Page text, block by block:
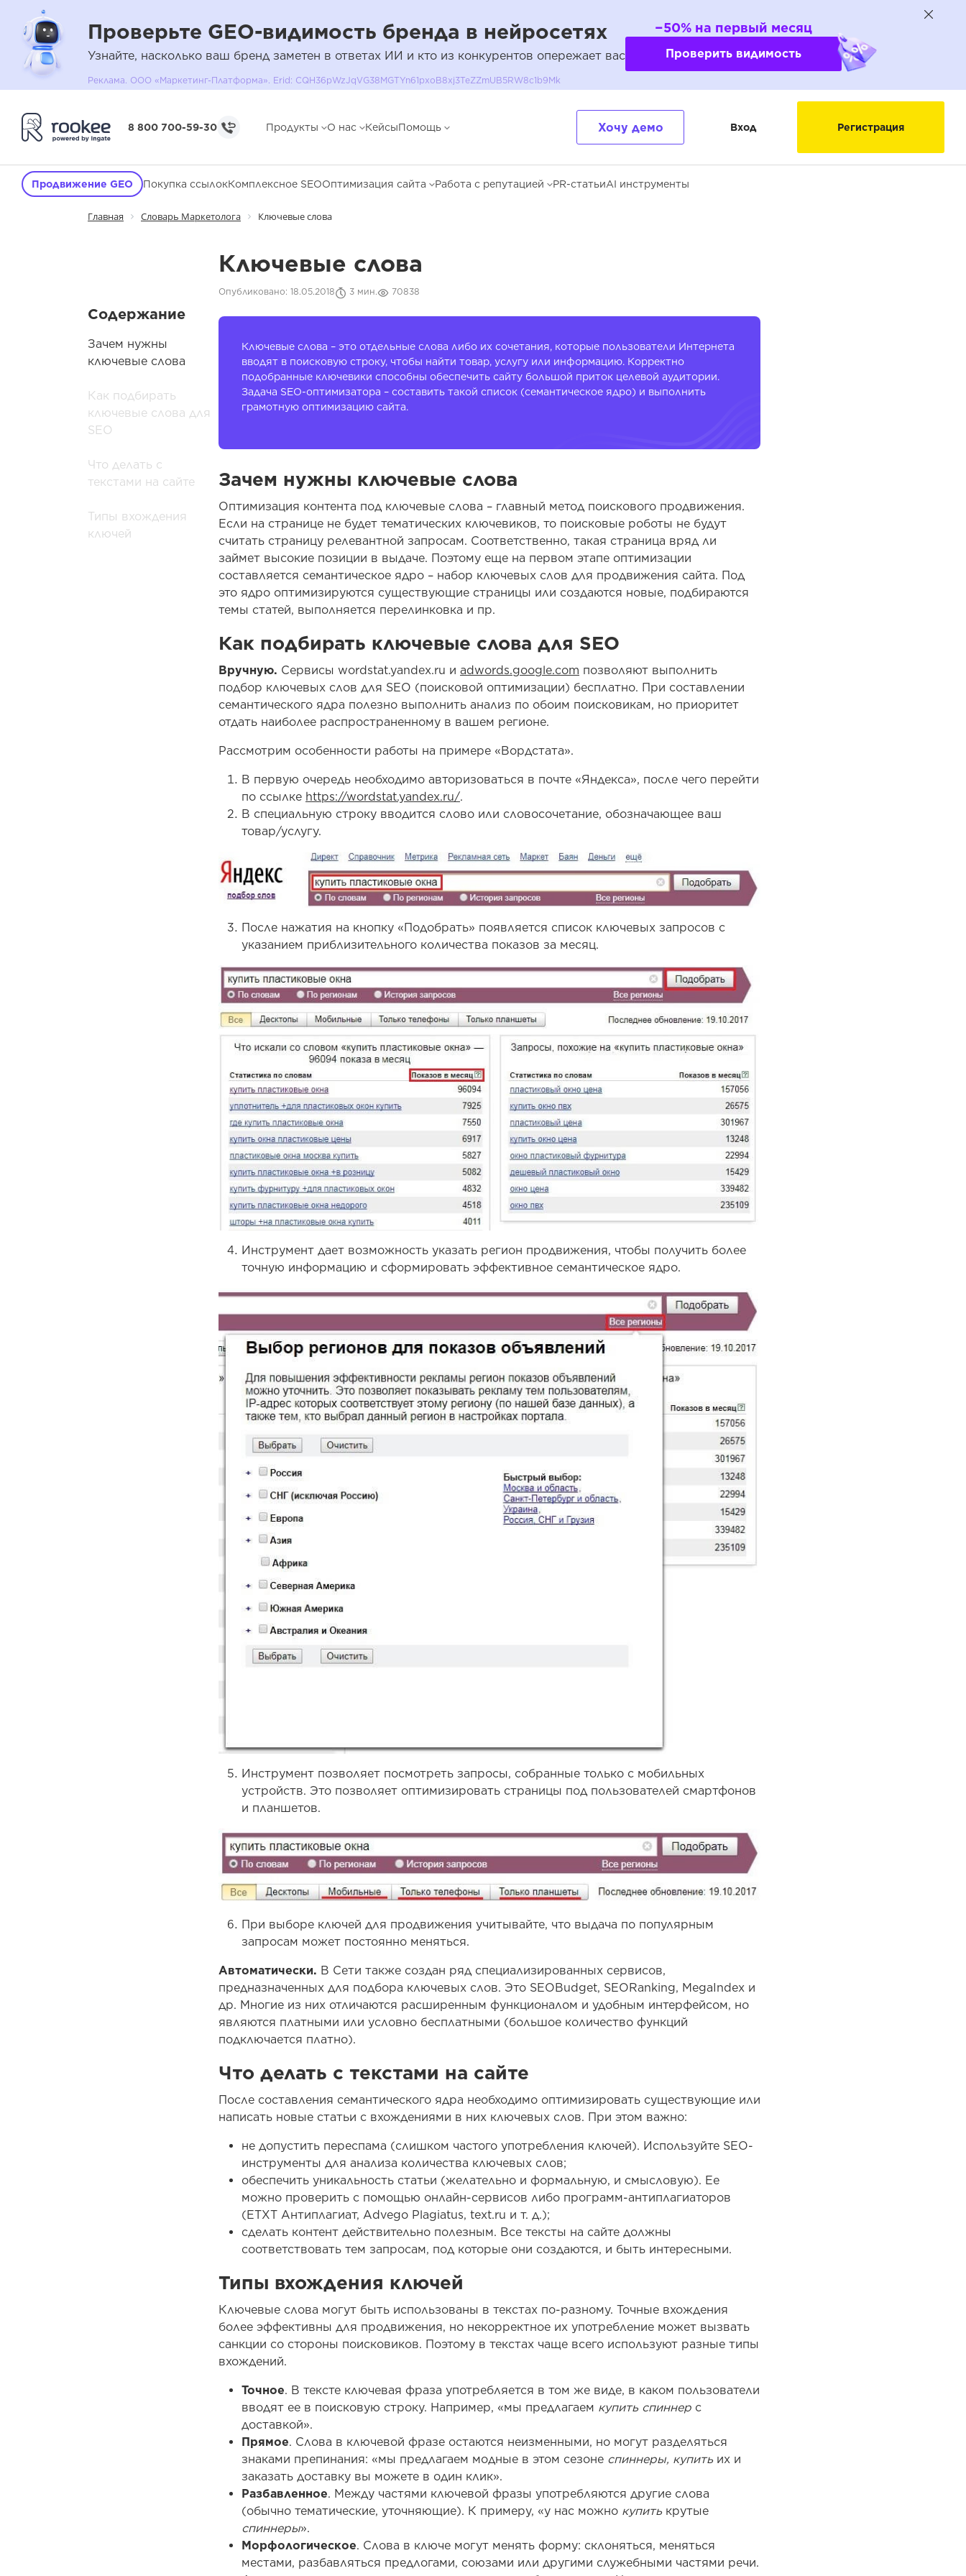
Проверьте GEO-видимость бренда в нейросетях
Узнайте, насколько ваш бренд заметен в ответах ИИ и кто из конкурентов опережает вас
Реклама. ООО «Маркетинг-Платформа». Erid: CQH36pWzJqVG38MGTYn61pxoB8xj3TeZZmUB5RW8c1b9Mk
−50% на первый месяц
Проверить видимость
8 800 700-59-30 Продукты О нас КейсыПомощь Хочу демо Вход Регистрация
Продвижение GEO Покупка ссылокКомплексное SEOОптимизация сайта Работа с репутацией PR-статьиAI инструменты
Главная Словарь Маркетолога Ключевые слова
Содержание
Зачем нужны
ключевые слова
Как подбирать
ключевые слова для
SEO
Что делать с
текстами на сайте
Типы вхождения
ключей
Ключевые слова
Опубликовано: 18.05.2018 3 мин. 70838
Ключевые слова – это отдельные слова либо их сочетания, которые пользователи Интернета
вводят в поисковую строку, чтобы найти товар, услугу или информацию. Корректно
подобранные ключевики способны обеспечить сайту большой приток целевой аудитории.
Задача SEO-оптимизатора – составить такой список (семантическое ядро) и выполнить
грамотную оптимизацию сайта.
Зачем нужны ключевые слова
Оптимизация контента под ключевые слова – главный метод поискового продвижения.
Если на странице не будет тематических ключевиков, то поисковые роботы не будут
считать страницу релевантной запросам. Соответственно, такая страница вряд ли
займет высокие позиции в выдаче. Поэтому еще на первом этапе оптимизации
составляется семантическое ядро – набор ключевых слов для продвижения сайта. Под
это ядро оптимизируются существующие страницы или создаются новые, подбираются
темы статей, выполняется перелинковка и пр.
Как подбирать ключевые слова для SEO
Вручную. Сервисы wordstat.yandex.ru и adwords.google.com позволяют выполнить
подбор ключевых слов для SEO (поисковой оптимизации) бесплатно. При составлении
семантического ядра полезно выполнить анализ по обоим поисковикам, но приоритет
отдать наиболее распространенному в вашем регионе.
Рассмотрим особенности работы на примере «Вордстата».
В первую очередь необходимо авторизоваться в почте «Яндекса», после чего перейти
по ссылке https://wordstat.yandex.ru/.
В специальную строку вводится слово или словосочетание, обозначающее ваш
товар/услугу.
После нажатия на кнопку «Подобрать» появляется список ключевых запросов с
указанием приблизительного количества показов за месяц.
Инструмент дает возможность указать регион продвижения, чтобы получить более
точную информацию и сформировать эффективное семантическое ядро.
Инструмент позволяет посмотреть запросы, собранные только с мобильных
устройств. Это позволяет оптимизировать страницы под пользователей смартфонов
и планшетов.
При выборе ключей для продвижения учитывайте, что выдача по популярным
запросам может постоянно меняться.
Автоматически. В Сети также создан ряд специализированных сервисов,
предназначенных для подбора ключевых слов. Это SEOBudget, SEORanking, MegaIndex и
др. Многие из них отличаются расширенным функционалом и удобным интерфейсом, но
являются платными или условно бесплатными (большое количество функций
подключается платно).
Что делать с текстами на сайте
После составления семантического ядра необходимо оптимизировать существующие или
написать новые статьи с вхождениями в них ключевых слов. При этом важно:
не допустить переспама (слишком частого употребления ключей). Используйте SЕО-
инструменты для анализа количества ключевых слов;
обеспечить уникальность статьи (желательно и формальную, и смысловую). Ее
можно проверить с помощью онлайн-сервисов либо программ-антиплагиаторов
(ETXT Антиплагиат, Advego Plagiatus, text.ru и т. д.);
сделать контент действительно полезным. Все тексты на сайте должны
соответствовать тем запросам, под которые они создаются, и быть интересными.
Типы вхождения ключей
Ключевые слова могут быть использованы в текстах по-разному. Точные вхождения
более эффективны для продвижения, но некорректное их употребление может вызвать
санкции со стороны поисковиков. Поэтому в текстах чаще всего используют разные типы
вхождений.
Точное. В тексте ключевая фраза употребляется в том же виде, в каком пользователи
вводят ее в поисковую строку. Например, «мы предлагаем купить спиннер с
доставкой».
Прямое. Слова в ключевой фразе остаются неизменными, но могут разделяться
знаками препинания: «мы предлагаем модные в этом сезоне спиннеры, купить их и
заказать доставку вы можете в один клик».
Разбавленное. Между частями ключевой фразы употребляются другие слова
(обычно тематические, уточняющие). К примеру, «у нас можно купить крутые
спиннеры».
Морфологическое. Слова в ключе могут менять форму: склоняться, меняться
местами, разбавляться предлогами, союзами или другими служебными частями речи.